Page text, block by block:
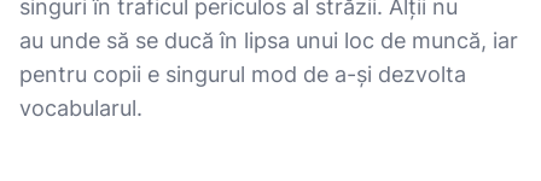
singuri în traficul periculos al străzii. Alții nu
au unde să se ducă în lipsa unui loc de muncă, iar
pentru copii e singurul mod de a-și dezvolta
vocabularul.